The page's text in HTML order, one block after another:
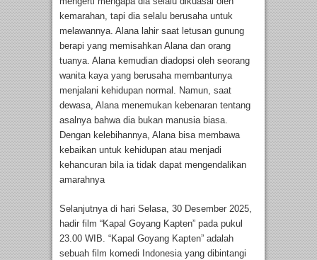
kemarahan, tapi dia selalu berusaha untuk
melawannya. Alana lahir saat letusan gunung
berapi yang memisahkan Alana dan orang
tuanya. Alana kemudian diadopsi oleh seorang
wanita kaya yang berusaha membantunya
menjalani kehidupan normal. Namun, saat
dewasa, Alana menemukan kebenaran tentang
asalnya bahwa dia bukan manusia biasa.
Dengan kelebihannya, Alana bisa membawa
kebaikan untuk kehidupan atau menjadi
kehancuran bila ia tidak dapat mengendalikan
amarahnya
Selanjutnya di hari Selasa, 30 Desember 2025,
hadir film “Kapal Goyang Kapten” pada pukul
23.00 WIB. “Kapal Goyang Kapten” adalah
sebuah film komedi Indonesia yang dibintangi